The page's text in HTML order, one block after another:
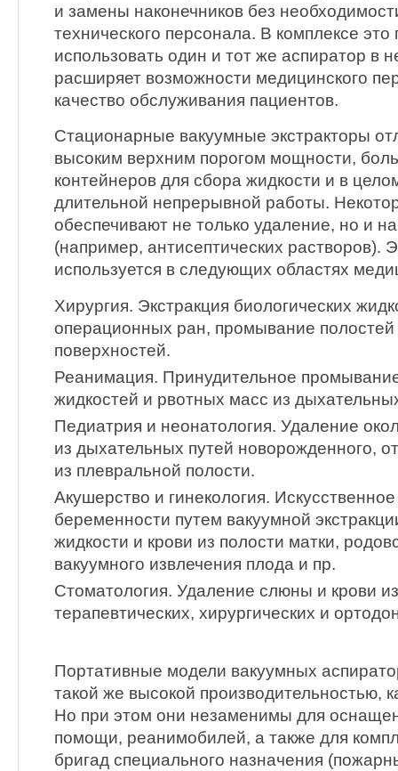
и замены наконечников без
технического персонала. В комплексе это
использовать один и тот же аспиратор в
расширяет возможности медицинского
качество обслуживания пациентов.
Стационарные вакуумные экстракторы
высоким верхним порогом мощности,
контейнеров для сбора жидкости и в
длительной непрерывной работы.
обеспечивают не только удаление, но и
(например, антисептических растворов).
используется в следующих областях
Хирургия. Экстракция биологических
операционных ран, промывание
поверхностей.
Реанимация. Принудительное
жидкостей и рвотных масс из
Педиатрия и неонатология. Удаление
из дыхательных путей новорожденного,
из плевральной полости.
Акушерство и гинекология.
беременности путем вакуумной
жидкости и крови из полости матки,
вакуумного извлечения плода и пр.
Стоматология. Удаление слюны и крови
терапевтических, хирургических и
Портативные модели вакуумных
такой же высокой производительностью,
Но при этом они незаменимы для
помощи, реанимобилей, а также для
бригад специального назначения